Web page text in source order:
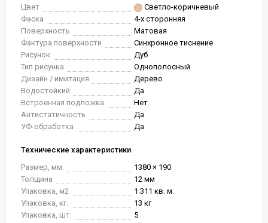
Цвет
Светло-коричневый
Фаска
4-х сторонняя
Поверхность
Матовая
Фактура поверхности
Синхронное тиснение
Рисунок
Дуб
Тип рисунка
Однополосный
Дизайн / имитация
Дерево
Водостойкий
Да
Встроенная подложка
Нет
Антистатичность
Да
УФ-обработка
Да
Технические характеристики
Размер, мм.
1380 × 190
Толщина
12 мм
Упаковка, м2
1.311 кв. м.
Упаковка, кг.
13 кг
Упаковка, шт.
5